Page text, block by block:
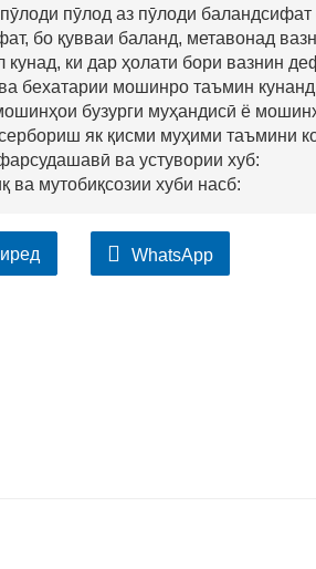
пӯлод аз пӯлоди баландсифат
бо қувваи баланд, метавонад
кунад, ки дар ҳолати бори вазнин
бехатарии мошинро таъмин
бузурги муҳандисӣ ё
як қисми муҳими таъмини
ва устувории хуб:
ва мутобиқсозии хуби насб:
WhatsApp